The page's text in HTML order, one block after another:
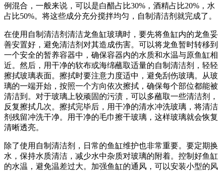
例混合，一般来说，可以是白醋占比30%，酒精占比20%，水
占比50%。将这些成分充分搅拌均匀，自制清洁剂就完成了。
在使用自制清洁剂清洁龙鱼缸玻璃时，要先将鱼缸内的龙鱼妥
善安置好，避免清洁剂对其造成伤害。可以将龙鱼暂时转移到
一个安全的暂养容器中，确保容器内的水质和水温与原鱼缸相
近。然后，用干净的软布或海绵蘸取适量的自制清洁剂，轻轻
擦拭玻璃表面。擦拭时要注意力度适中，避免刮伤玻璃。从玻
璃的一端开始，按照一个方向依次擦拭，确保每个部位都能被
清洁到。对于玻璃上较顽固的污渍，可以多蘸取一些清洁剂，
反复擦拭几次。擦拭完毕后，用干净的清水冲洗玻璃，将清洁
剂残留冲洗干净。用干净的毛巾擦干玻璃，这样玻璃就会恢复
清晰透亮。
除了使用自制清洁剂，日常的鱼缸维护也非常重要。要定期换
水，保持水质清洁，减少水中杂质对玻璃的附着。控制好鱼缸
的水温，避免温差过大。加强鱼缸的通风，可以安装小型的风